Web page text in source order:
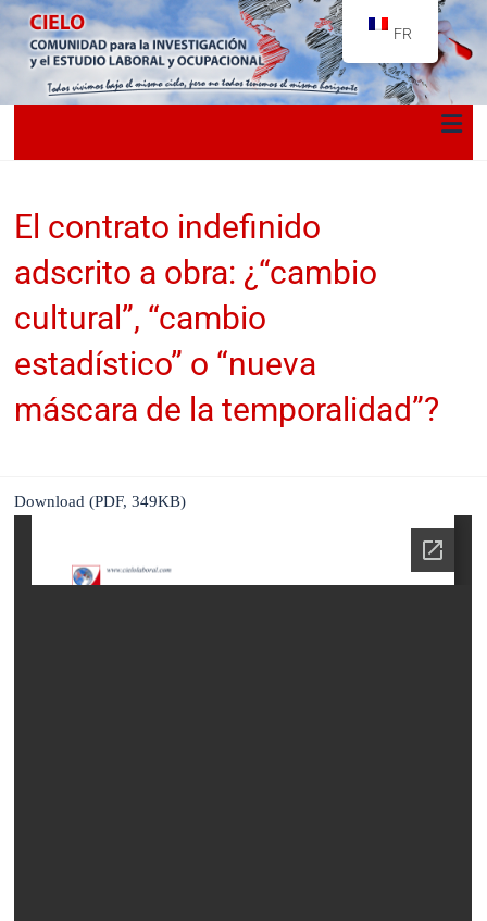
El contrato indefinido
adscrito a obra: ¿“cambio
cultural”, “cambio
estadístico” o “nueva
máscara de la temporalidad”?
Download (PDF, 349KB)
FR